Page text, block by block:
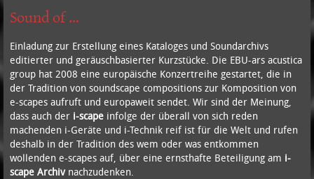
Sound of …
Einladung zur Erstellung eines Kataloges und Soundarchivs
editierter und geräuschbasierter Kurzstücke. Die EBU-ars acustica
group hat 2008 eine europäische Konzertreihe gestartet, die in
der Tradition von soundscape compositions zur Komposition von
e-scapes aufruft und europaweit sendet. Wir sind der Meinung,
dass auch der i-scapeinfolge der überall von sich reden
machenden i-Geräte und i-Technik reif ist für die Welt und rufen
deshalb in der Tradition des wem oder was entkommen
wollenden e-scapes auf, über eine ernsthafte Beteiligung am i-
scape Archivnachzudenken.